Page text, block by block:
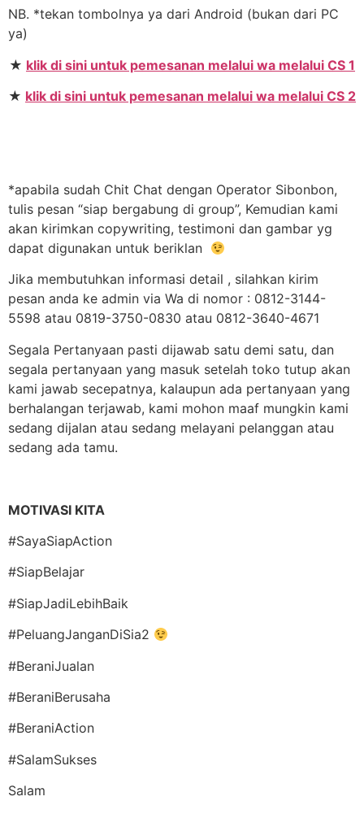
NB. *tekan tombolnya ya dari Android (bukan dari PC
ya)
★ klik di sini untuk pemesanan melalui wa melalui CS 1
★ klik di sini untuk pemesanan melalui wa melalui CS 2
*apabila sudah Chit Chat dengan Operator Sibonbon,
tulis pesan “siap bergabung di group”, Kemudian kami
akan kirimkan copywriting, testimoni dan gambar yg
dapat digunakan untuk beriklan
Jika membutuhkan informasi detail , silahkan kirim
pesan anda ke admin via Wa di nomor : 0812-3144-
5598 atau 0819-3750-0830 atau 0812-3640-4671
Segala Pertanyaan pasti dijawab satu demi satu, dan
segala pertanyaan yang masuk setelah toko tutup akan
kami jawab secepatnya, kalaupun ada pertanyaan yang
berhalangan terjawab, kami mohon maaf mungkin kami
sedang dijalan atau sedang melayani pelanggan atau
sedang ada tamu.
MOTIVASI KITA
#SayaSiapAction
#SiapBelajar
#SiapJadiLebihBaik
#PeluangJanganDiSia2
#BeraniJualan
#BeraniBerusaha
#BeraniAction
#SalamSukses
Salam